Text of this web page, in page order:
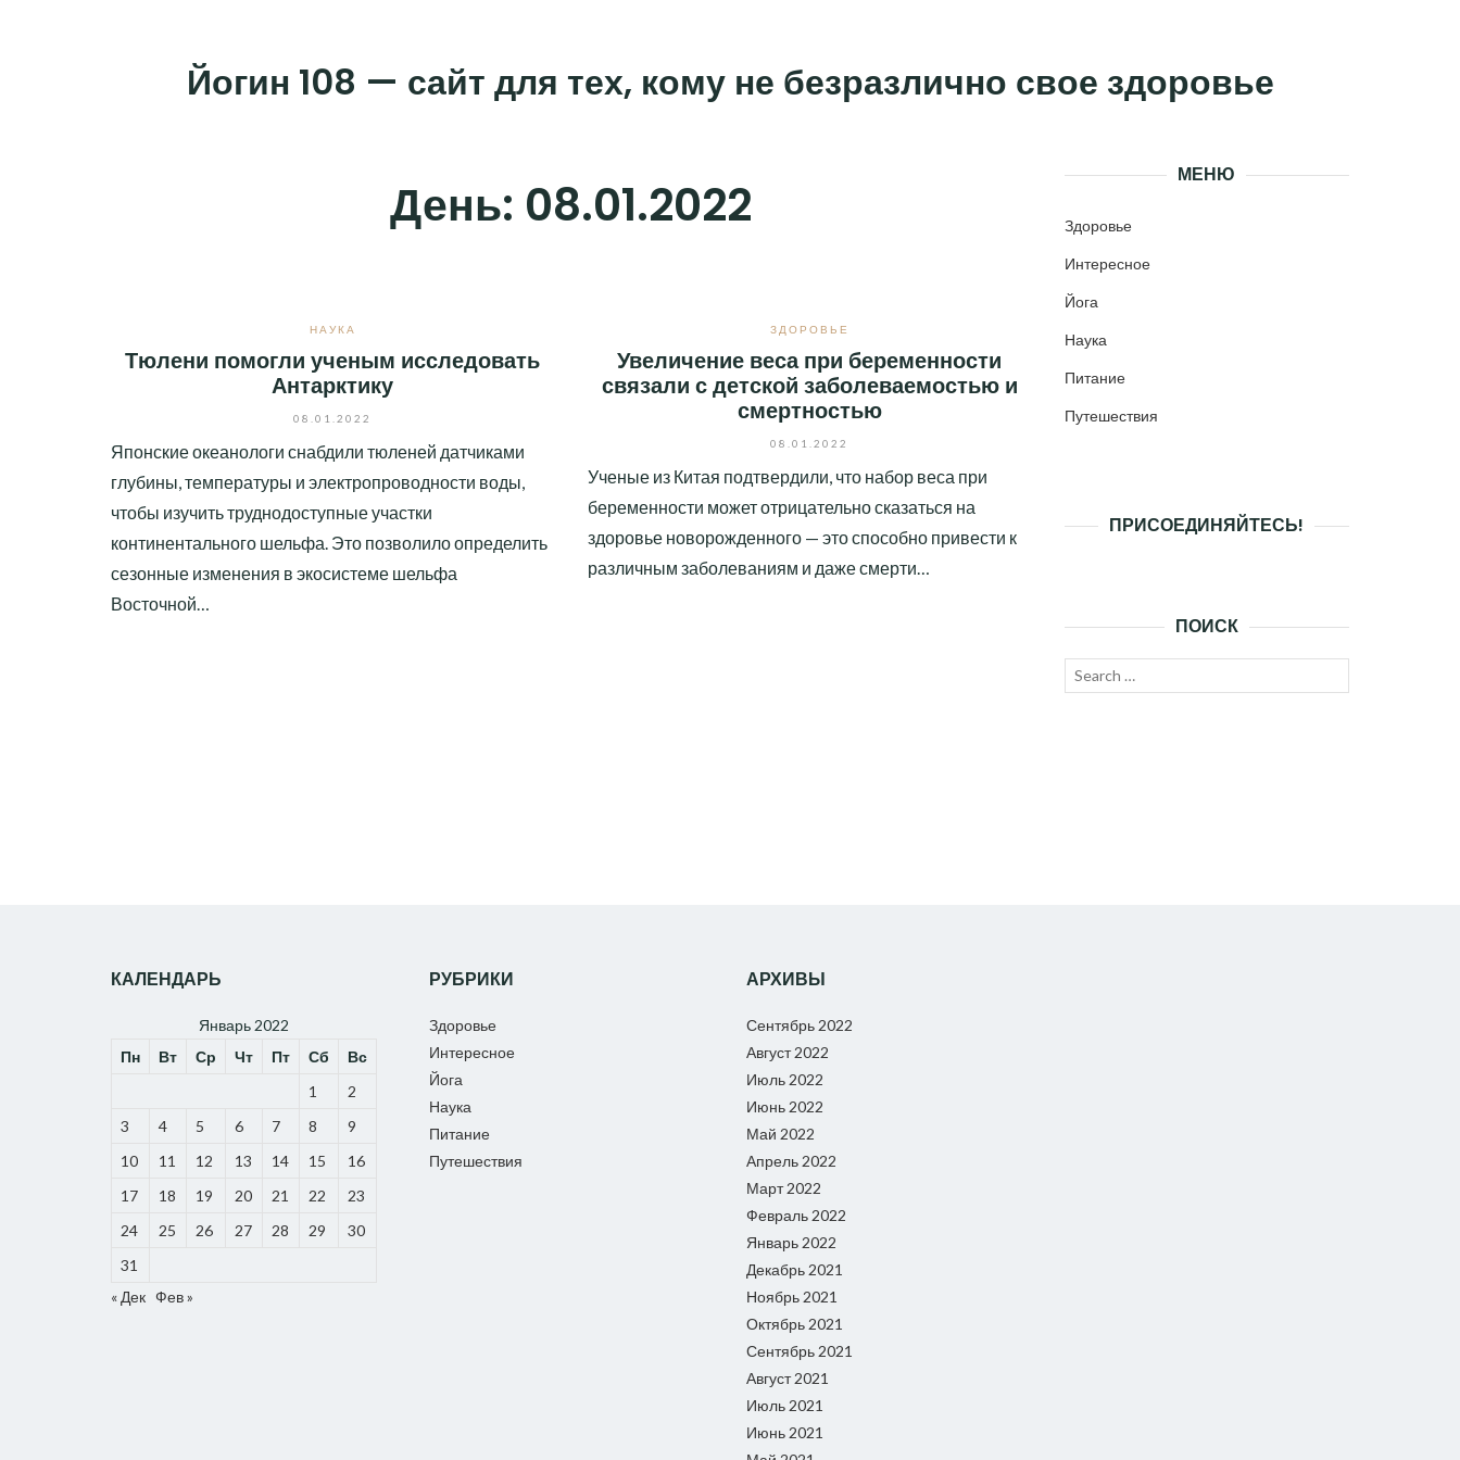
Йогин 108 — сайт для тех, кому не безразлично свое здоровье
День: 08.01.2022
НАУКА
Тюлени помогли ученым исследовать
Антарктику
08.01.2022
Японские океанологи снабдили тюленей датчиками
глубины, температуры и электропроводности воды,
чтобы изучить труднодоступные участки
континентального шельфа. Это позволило определить
сезонные изменения в экосистеме шельфа
Восточной…
ЗДОРОВЬЕ
Увеличение веса при беременности
связали с детской заболеваемостью и
смертностью
08.01.2022
Ученые из Китая подтвердили, что набор веса при
беременности может отрицательно сказаться на
здоровье новорожденного — это способно привести к
различным заболеваниям и даже смерти…
МЕНЮ
Здоровье
Интересное
Йога
Наука
Питание
Путешествия
ПРИСОЕДИНЯЙТЕСЬ!
ПОИСК
Search
КАЛЕНДАРЬ
Январь 2022
Пн
Вт Ср Чт Пт Сб
Вс
1
2
3
4 5 6 7 8
9
10
11 12 13 14 15
16
17
18 19 20 21 22
23
24
25 26 27 28 29
30
31
« Дек Фев »
РУБРИКИ
Здоровье
Интересное
Йога
Наука
Питание
Путешествия
АРХИВЫ
Сентябрь 2022
Август 2022
Июль 2022
Июнь 2022
Май 2022
Апрель 2022
Март 2022
Февраль 2022
Январь 2022
Декабрь 2021
Ноябрь 2021
Октябрь 2021
Сентябрь 2021
Август 2021
Июль 2021
Июнь 2021